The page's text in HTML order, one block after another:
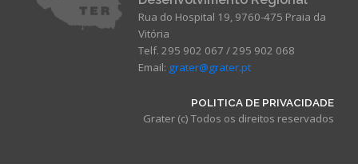
Rua do Hospital 19, 9760-475 Praia da
Vitória
Telf. 295 902 067 / 295 902 068
Email: grater@grater.pt
POLITICA DE PRIVACIDADE
Grater (c) Todos os direitos reservados